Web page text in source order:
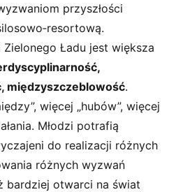
przyszłości
Ładu jest większa
międzyszczeblowość.
więcej „hubów”, więcej
Młodzi potrafią
do realizacji różnych
różnych wyzwań
bardziej otwarci na świat